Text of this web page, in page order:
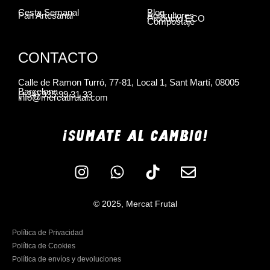
Cesta Semanal
Pan Artesanal Blog
Agricultores
Producto ECO
Compostaje
CONTACTO
Calle de Ramon Turró, 77-81, Local 1, Sant Martí, 08005
Barcelona
(+34) 935 99 31 33
info@mercatfrutal.com
¡SUMATE AL CAMBIO!
© 2025, Mercat Frutal
Política de Privacidad
Política de Cookies
Política de envíos y devoluciones